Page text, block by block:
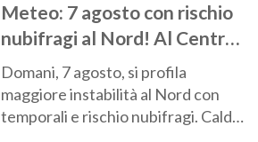
Meteo: 7 agosto con rischio
nubifragi al Nord! Al Centro-
Sud caldo estremo
Domani, 7 agosto, si profila
maggiore instabilità al Nord con
temporali e rischio nubifragi. Caldo